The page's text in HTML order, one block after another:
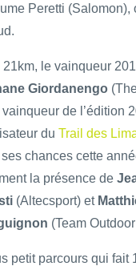
Peretti (Salomon),
21km, le vainqueur
Giordanengo
vainqueur de l’édition
du Trail des
chances cette
la présence de
(Altecsport) et
(Team
petit parcours qui fait